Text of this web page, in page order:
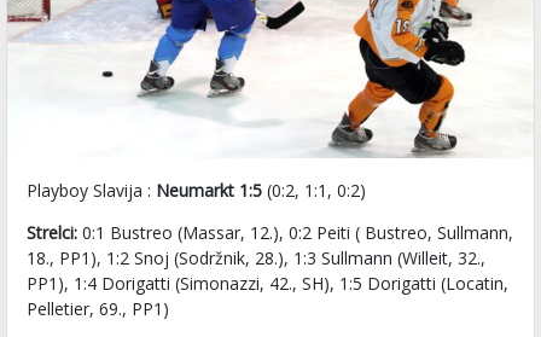
Playboy Slavija : Neumarkt 1:5 (0:2, 1:1, 0:2)
Strelci: 0:1 Bustreo (Massar, 12.), 0:2 Peiti ( Bustreo, Sullmann,
18., PP1), 1:2 Snoj (Sodržnik, 28.), 1:3 Sullmann (Willeit, 32.,
PP1), 1:4 Dorigatti (Simonazzi, 42., SH), 1:5 Dorigatti (Locatin,
Pelletier, 69., PP1)